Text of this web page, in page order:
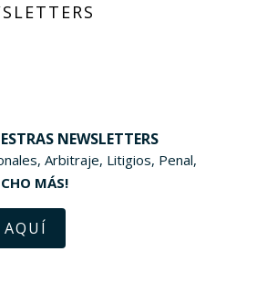
NEWSLETTERS
Arbitraje, Litigios, Penal,
MÁS!
AQUÍ